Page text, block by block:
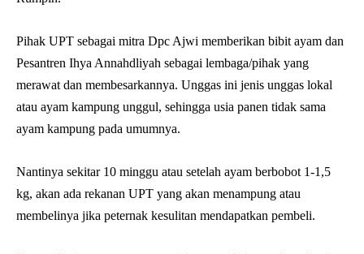
Pihak UPT sebagai mitra Dpc Ajwi memberikan bibit ayam dan
Pesantren Ihya Annahdliyah sebagai lembaga/pihak yang
merawat dan membesarkannya. Unggas ini jenis unggas lokal
atau ayam kampung unggul, sehingga usia panen tidak sama
ayam kampung pada umumnya.
Nantinya sekitar 10 minggu atau setelah ayam berbobot 1-1,5
kg, akan ada rekanan UPT yang akan menampung atau
membelinya jika peternak kesulitan mendapatkan pembeli.